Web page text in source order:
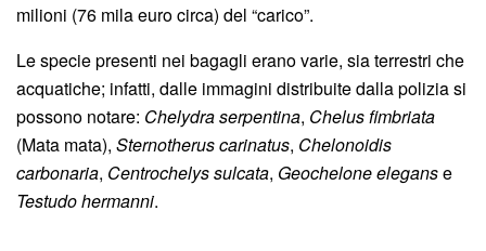
milioni (76 mila euro circa) del “carico”.
Le specie presenti nei bagagli erano varie, sia terrestri che
acquatiche; infatti, dalle immagini distribuite dalla polizia si
possono notare: Chelydra serpentina, Chelus fimbriata
(Mata mata), Sternotherus carinatus, Chelonoidis
carbonaria, Centrochelys sulcata, Geochelone eleganse
Testudo hermanni.